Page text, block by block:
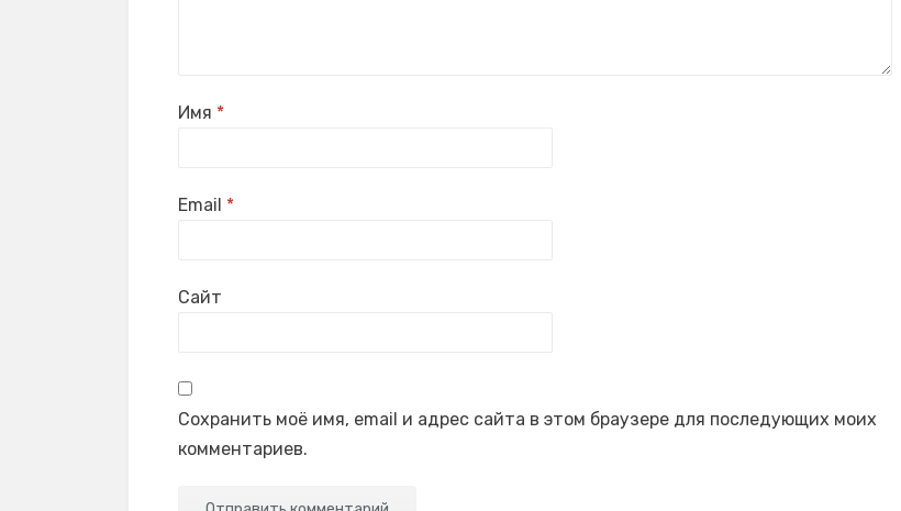
Имя *
Email *
Сайт
Сохранить моё имя, email и адрес сайта в этом браузере для последующих моих
комментариев.